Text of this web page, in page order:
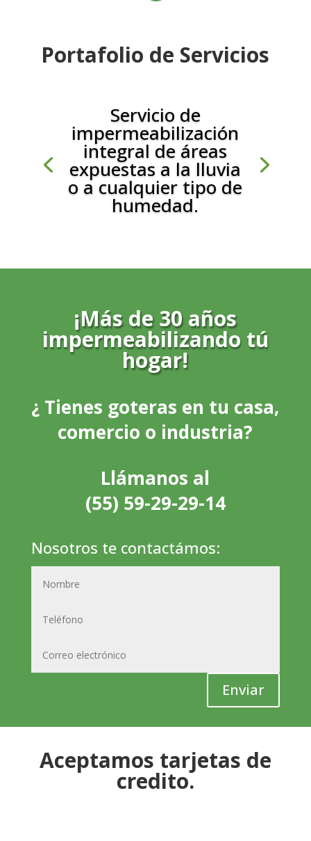
Portafolio de Servicios
Servicio de
impermeabilización
integral de áreas
expuestas a la lluvia
o a cualquier tipo de
humedad.
Implementación de
acciones para el
cuidado y protección
del medio ambiente
a nivel residencial,
comercial e
¡Más de 30 años
impermeabilizando tú
hogar!
¿ Tienes goteras en tu casa,
comercio o industria?
Llámanos al
(55) 59-29-29-14
Nosotros te contactámos:
Enviar
Aceptamos tarjetas de
credito.